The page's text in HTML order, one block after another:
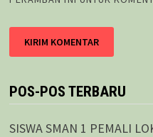
POS-POS TERBARU
SISWA SMAN 1 PEMALI